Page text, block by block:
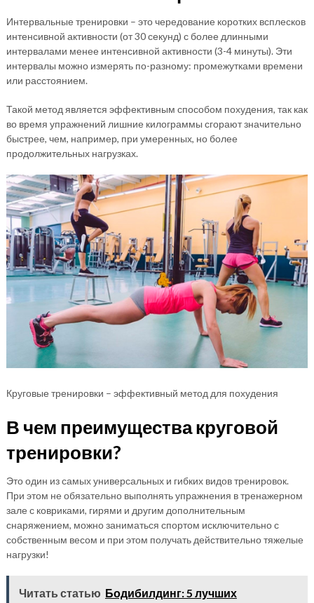
Интервальные тренировки – это чередование коротких всплесков
интенсивной активности (от 30 секунд) с более длинными
интервалами менее интенсивной активности (3-4 минуты). Эти
интервалы можно измерять по-разному: промежутками времени
или расстоянием.
Такой метод является эффективным способом похудения, так как
во время упражнений лишние килограммы сгорают значительно
быстрее, чем, например, при умеренных, но более
продолжительных нагрузках.
Круговые тренировки – эффективный метод для похудения
В чем преимущества круговой
тренировки?
Это один из самых универсальных и гибких видов тренировок.
При этом не обязательно выполнять упражнения в тренажерном
зале с ковриками, гирями и другим дополнительным
снаряжением, можно заниматься спортом исключительно с
собственным весом и при этом получать действительно тяжелые
нагрузки!
Читать статью Бодибилдинг: 5 лучших